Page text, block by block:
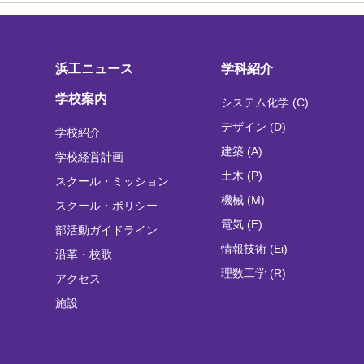
浜工ニュース
学校案内
学校紹介
学校経営計画
スクール・ミッション
スクール・ポリシー
部活動ガイドライン
沿革・校歌
アクセス
施設
学科紹介
システム化学 (C)
デザイン (D)
建築 (A)
土木 (P)
機械 (M)
電気 (E)
情報技術 (Ei)
理数工学 (R)